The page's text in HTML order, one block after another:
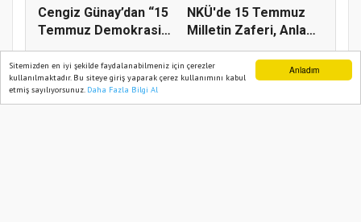
Anladım
Sitemizden en iyi şekilde faydalanabilmeniz için çerezler
kullanılmaktadır. Bu siteye giriş yaparak çerez kullanımını kabul
etmiş sayılıyorsunuz. Daha Fazla Bilgi Al
Cengiz Günay’dan “15
Temmuz Demokrasi
Ve Mill...
NKÜ'de 15 Temmuz
Milletin Zaferi, Anlam
ve Ma...
Ana Sayfa Web TV